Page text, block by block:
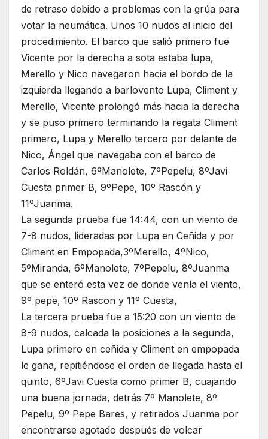
de retraso debido a problemas con la grúa para
votar la neumática. Unos 10 nudos al inicio del
procedimiento. El barco que salió primero fue
Vicente por la derecha a sota estaba lupa,
Merello y Nico navegaron hacia el bordo de la
izquierda llegando a barlovento Lupa, Climent y
Merello, Vicente prolongó más hacia la derecha
y se puso primero terminando la regata Climent
primero, Lupa y Merello tercero por delante de
Nico, Ángel que navegaba con el barco de
Carlos Roldán, 6ºManolete, 7ºPepelu, 8ºJavi
Cuesta primer B, 9ºPepe, 10º Rascón y
11ºJuanma.
La segunda prueba fue 14:44, con un viento de
7-8 nudos, lideradas por Lupa en Ceñida y por
Climent en Empopada,3ºMerello, 4ºNico,
5ºMiranda, 6ºManolete, 7ºPepelu, 8ºJuanma
que se enteró esta vez de donde venía el viento,
9º pepe, 10º Rascon y 11º Cuesta,
La tercera prueba fue a 15:20 con un viento de
8-9 nudos, calcada la posiciones a la segunda,
Lupa primero en ceñida y Climent en empopada
le gana, repitiéndose el orden de llegada hasta el
quinto, 6ºJavi Cuesta como primer B, cuajando
una buena jornada, detrás 7º Manolete, 8º
Pepelu, 9º Pepe Bares, y retirados Juanma por
encontrarse agotado después de volcar